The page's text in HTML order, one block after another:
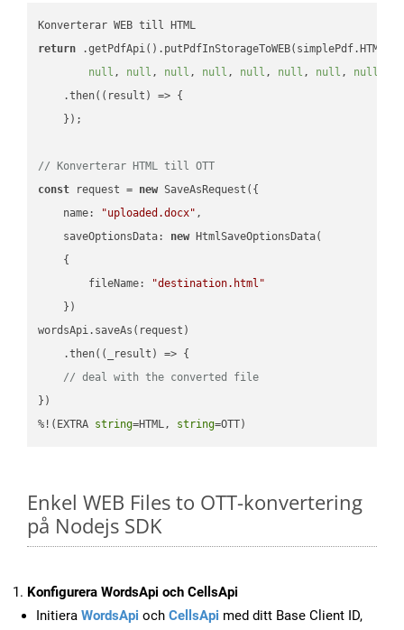
return
null , null , null , null , null , null , null , null
    .then(
( result ) => {
    });
// Konverterar HTML till OTT
const request = new SaveAsRequest({
name: "uploaded.docx" ,
saveOptionsData: new HtmlSaveOptionsData(
    {
fileName:
"destination.html"
    })
wordsApi.saveAs(request)
    .then(
( _result ) => {
// deal with the converted file
})
%!(EXTRA string=HTML, string=OTT)
Enkel WEB Files to OTT-konvertering
på Nodejs SDK
Konfigurera WordsApi och CellsApi
Initiera WordsApi och CellsApi med ditt Base Client ID,